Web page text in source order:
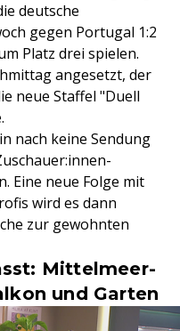
deutsche
gegen Portugal 1:2
Platz drei spielen.
angesetzt, der
neue Staffel "Duell
nach keine Sendung
Eine neue Folge mit
wird es dann
zur gewohnten
Mittelmeer-
und Garten